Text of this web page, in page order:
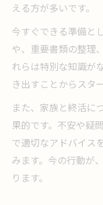
える方が多いです。
今すぐできる準備と
や、重要書類の整理
れらは特別な知識が
き出すことからスタ
また、家族と終活に
果的です。不安や疑
で適切なアドバイス
みます。今の行動が
ります。